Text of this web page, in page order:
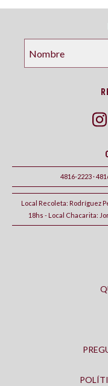
4816-2223 ·
Local Recoleta: Rodríguez
18hs - Local Chacarita: